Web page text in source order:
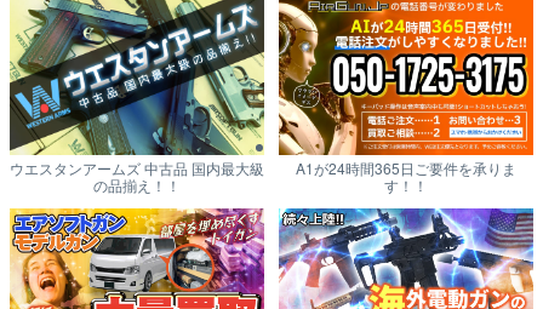
ウエスタンアームズ 中古品 国内最大級
の品揃え！！
A1が24時間365日ご要件を承りま
す！！